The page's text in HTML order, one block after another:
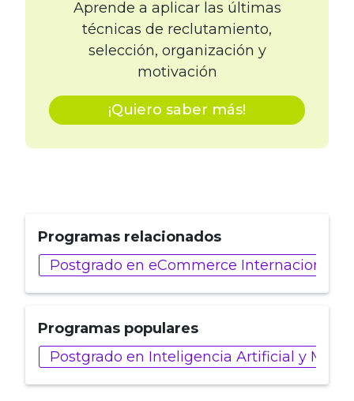
Aprende a aplicar las últimas
técnicas de reclutamiento,
selección, organización y
motivación
¡Quiero saber más!
Programas relacionados
Postgrado en eCommerce Internacional y
Programas populares
Postgrado en Inteligencia Artificial y